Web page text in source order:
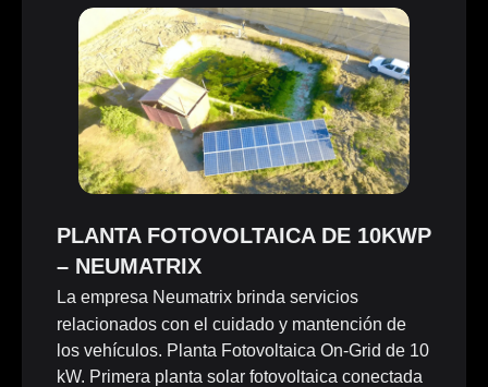
PLANTA FOTOVOLTAICA DE 10KWP
– NEUMATRIX
La empresa Neumatrix brinda servicios
relacionados con el cuidado y mantención de
los vehículos. Planta Fotovoltaica On-Grid de 10
kW. Primera planta solar fotovoltaica conectada